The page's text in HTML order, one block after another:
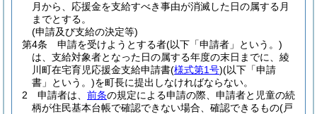
月から、応援金を支給すべき事由が消滅した日の属する月
までとする。
(申請及び支給の決定等)
第4条
申請を受けようとする者(以下「申請者」という。)
は、支給対象者となった日の属する年度の末日までに、綾
川町在宅育児応援金支給申請書(様式第1号)(以下「申請
書」という。)を町長に提出しなければならない。
2
申請者は、 前条の規定による申請の際、申請者と児童の続
柄が住民基本台帳で確認できない場合、確認できるもの(戸